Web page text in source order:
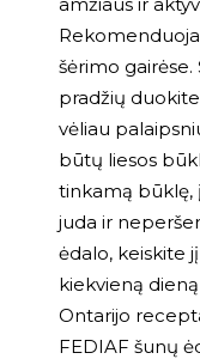
šėrimo gairėse.
pradžių
vėliau
būtų liesos
tinkamą būklę,
juda ir
ėdalo, keiskite
kiekvieną
Ontarijo
FEDIAF šunų